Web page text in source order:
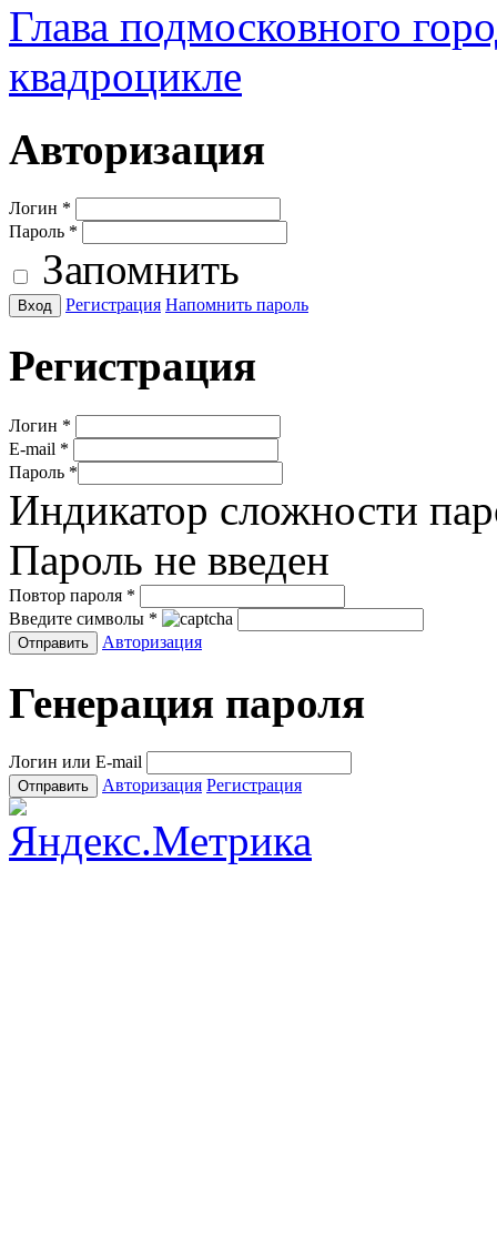
Глава подмосковного
квадроцикле
Авторизация
Логин *
Пароль *
Запомнить
Регистрация Напомнить пароль
Регистрация
Логин *
E-mail *
Пароль *
Индикатор сложности
Пароль не введен
Повтор пароля *
Введите символы *
Авторизация
Генерация пароля
Логин или E-mail
Авторизация Регистрация